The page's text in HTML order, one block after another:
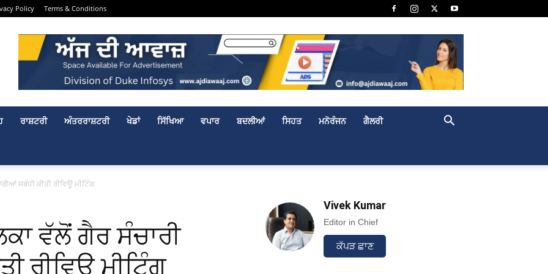
Policy Terms & Conditions
ਰਾਸ਼ਟਰੀ ਅੰਤਰਰਾਸ਼ਟਰੀ ਖੇਡਾਂ ਸਿੱਖਿਆ ਵਪਾਰ ਬਦਲੀਆਂ ਸਿਹਤ ਮਨੋਰੰਜਨ ਗੈਲਰੀ
ਸਬੰਧੀ ਕੀਤੀ ਰੀਵਿਊ ਮੀਟਿੰਗ
ਵੱਲੋਂ ਗੈਰ ਸੰਚਾਰੀ
ਰੀਵਿਊ ਮੀਟਿੰਗ
Vivek Kumar
Editor in Chief
ਕੱਪੜ ਛਾਣ